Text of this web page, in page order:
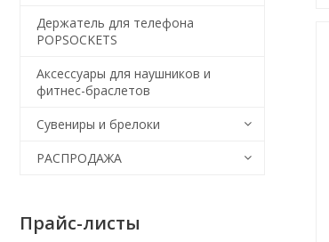
Держатель для телефона
POPSOCKETS
Аксессуары для наушников и
фитнес-браслетов
Сувениры и брелоки
РАСПРОДАЖА
Прайс-листы